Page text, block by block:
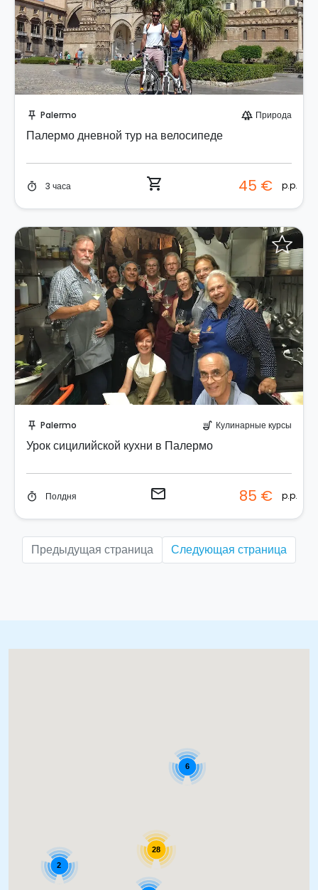
push_pin Palermo forest Природа
Палермо дневной тур на велосипеде
timer 3 часа shopping_cart 45 € p.p.
push_pin Palermo soup_kitchen Кулинарные курсы
Урок сицилийской кухни в Палермо
timer Полдня email 85 € p.p.
Предыдущая страница Следующая страница
28
6
2